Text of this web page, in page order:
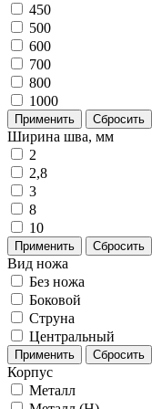
450
500
600
700
800
1000
Применить Сбросить
Ширина шва, мм
2
2,8
3
8
10
Применить Сбросить
Вид ножа
Без ножа
Боковой
Струна
Центральный
Применить Сбросить
Корпус
Металл